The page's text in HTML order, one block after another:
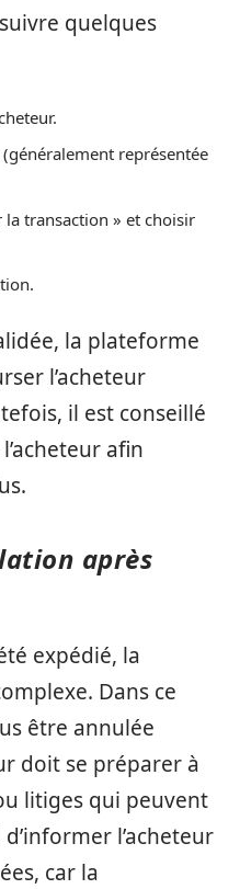
quelques
représentée
la transaction » et choisir
la plateforme
l’acheteur
il est conseillé
afin
après
expédié, la
Dans ce
être annulée
doit se préparer à
litiges qui peuvent
l’acheteur
car la